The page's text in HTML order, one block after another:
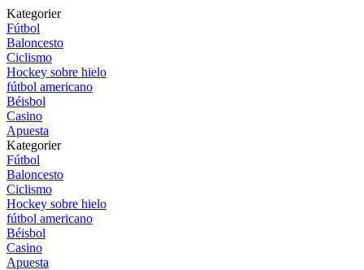
Kategorier
Fútbol
Baloncesto
Ciclismo
Hockey sobre hielo
fútbol americano
Béisbol
Casino
Apuesta
Kategorier
Fútbol
Baloncesto
Ciclismo
Hockey sobre hielo
fútbol americano
Béisbol
Casino
Apuesta